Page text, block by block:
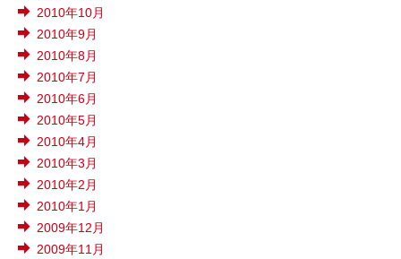
2010年10月
2010年9月
2010年8月
2010年7月
2010年6月
2010年5月
2010年4月
2010年3月
2010年2月
2010年1月
2009年12月
2009年11月